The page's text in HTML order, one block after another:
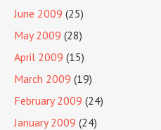
June 2009 (25)
May 2009 (28)
April 2009 (15)
March 2009 (19)
February 2009 (24)
January 2009 (24)